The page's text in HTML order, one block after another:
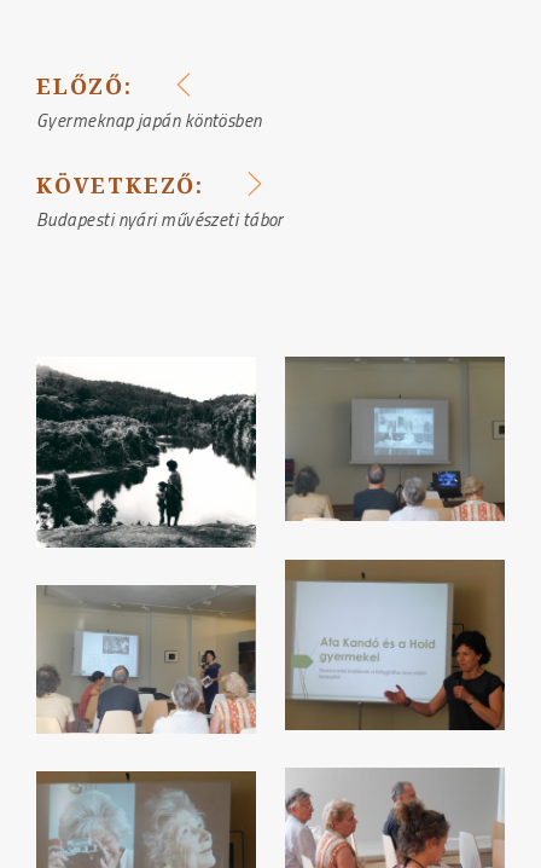
BEJEGYZÉS
NAVIGÁCIÓ
ELŐZŐ:
Gyermeknap japán köntösben
KÖVETKEZŐ:
Budapesti nyári művészeti tábor